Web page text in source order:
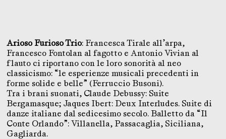
Arioso Furioso Trio: Francesca Tirale all’arpa,
Francesco Fontolan al fagotto e Antonio Vivian al
flauto ci riportano con le loro sonorità al neo
classicismo: “le esperienze musicali precedenti in
forme solide e belle” (Ferruccio Busoni).
Tra i brani suonati, Claude Debussy: Suite
Bergamasque; Jaques Ibert: Deux Interludes. Suite di
danze italiane dal sedicesimo secolo. Balletto da “Il
Conte Orlando”: Villanella, Passacaglia, Siciliana,
Gagliarda.